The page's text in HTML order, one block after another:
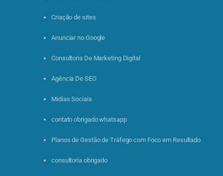
Criação de sites
Anunciar no Google
Consultoria De Marketing Digital
Agência De SEO
Midias Sociais
contato obrigado whatsapp
Planos de Gestão de Tráfego com Foco em Resultado
consultoria obrigado